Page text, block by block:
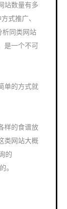
站数量有多
式推广、
同类网站
是一个不可
单的方式就
样的食谱放
类网站大概
的
。